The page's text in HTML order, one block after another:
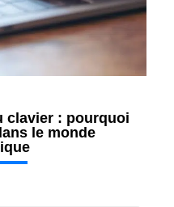
clavier : pourquoi
le monde